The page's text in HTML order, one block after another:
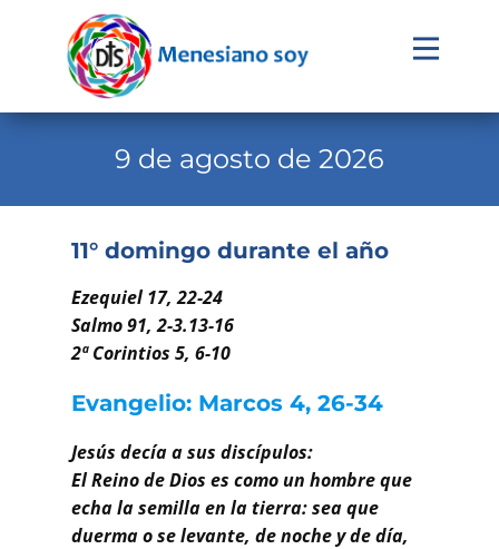
Evangelio
Familia Menesiana
Pastoral Vocacional
Recursos
Contacto
Buscar
9 de agosto de 2026
11° domingo durante el año
Ezequiel 17, 22-24
Salmo 91, 2-3.13-16
2ª Corintios 5, 6-10
Evangelio: Marcos 4, 26-34
Jesús decía a sus discípulos:
El Reino de Dios es como un hombre que
echa la semilla en la tierra: sea que
duerma o se levante, de noche y de día,